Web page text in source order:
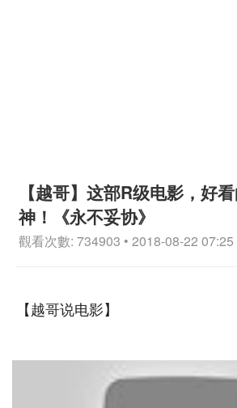
【越哥】这部R级电影，好
神！《永不妥协》
觀看次數: 734903 • 2018-08-22 07:25
【越哥说电影】